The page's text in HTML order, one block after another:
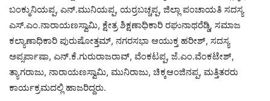
ಬಂಕ್ಮುನಿಯಪ್ಪ, ಎನ್.ಮುನಿಯಪ್ಪ, ಯರ್ರಬಚ್ಚಪ್ಪ, ಜಿಲ್ಲಾ ಪಂಚಾಯತಿ ಸದಸ್ಯ
ಎಸ್.ಎಂ.ನಾರಾಯಣಸ್ವಾಮಿ, ಕ್ಷೇತ್ರ ಶಿಕ್ಷಣಾಧಿಕಾರಿ ರಘುನಾಥರೆಡ್ಡಿ, ಸಮಾಜ
ಕಲ್ಯಾಣಾಧಿಕಾರಿ ಪುರುಷೋತ್ತಮ್, ನಗರಸಭಾ ಆಯುಕ್ತ ಹರೀಶ್, ಸದಸ್ಯ
ಅಪ್ಸರ್ಪಾಷಾ, ಎನ್.ಕೆ.ಗುರುರಾಜರಾವ್, ವೆಂಕಟಪ್ಪ, ಜೆ.ಎಂ.ವೆಂಕಟೇಶ್,
ತ್ಯಾಗರಾಜು, ನಾರಾಯಣಸ್ವಾಮಿ, ಮುನಿರಾಜು, ಚಿಕ್ಕಆಂಜಿನಪ್ಪ, ಮತ್ತಿತರರು
ಕಾರ್ಯಕ್ರಮದಲ್ಲಿ ಹಾಜರಿದ್ದರು.